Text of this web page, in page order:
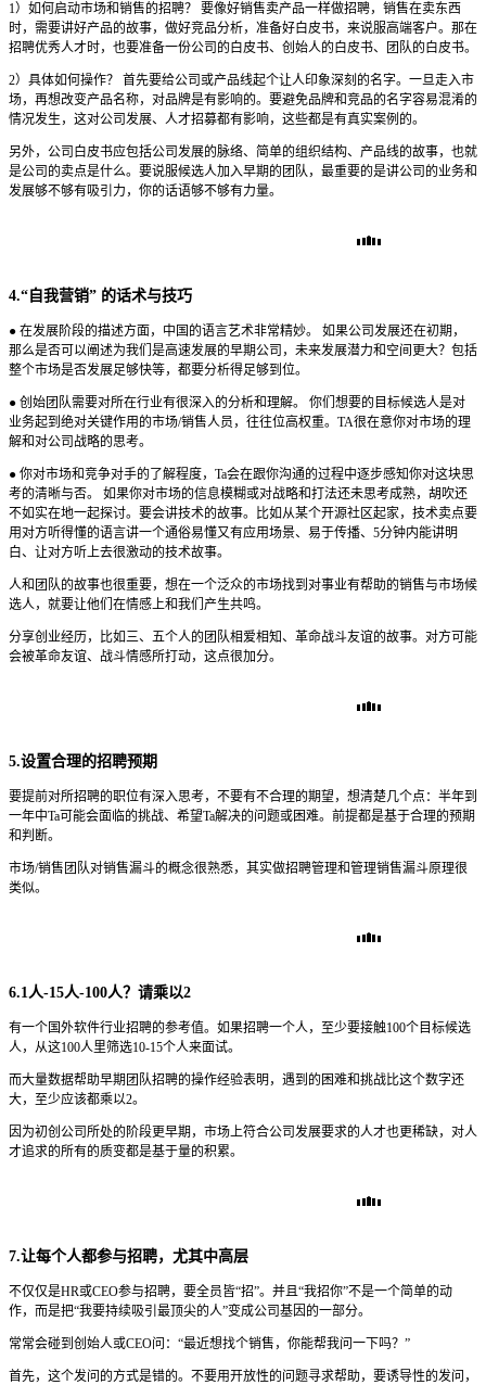
1）如何启动市场和销售的招聘？ 要像好销售卖产品一样做招聘，销售在卖东西
时，需要讲好产品的故事，做好竞品分析，准备好白皮书，来说服高端客户。那在
招聘优秀人才时，也要准备一份公司的白皮书、创始人的白皮书、团队的白皮书。
2）具体如何操作？ 首先要给公司或产品线起个让人印象深刻的名字。一旦走入市
场，再想改变产品名称，对品牌是有影响的。要避免品牌和竞品的名字容易混淆的
情况发生，这对公司发展、人才招募都有影响，这些都是有真实案例的。
另外，公司白皮书应包括公司发展的脉络、简单的组织结构、产品线的故事，也就
是公司的卖点是什么。要说服候选人加入早期的团队，最重要的是讲公司的业务和
发展够不够有吸引力，你的话语够不够有力量。
4.“自我营销” 的话术与技巧
● 在发展阶段的描述方面，中国的语言艺术非常精妙。 如果公司发展还在初期，
那么是否可以阐述为我们是高速发展的早期公司，未来发展潜力和空间更大？包括
整个市场是否发展足够快等，都要分析得足够到位。
● 创始团队需要对所在行业有很深入的分析和理解。 你们想要的目标候选人是对
业务起到绝对关键作用的市场/销售人员，往往位高权重。TA很在意你对市场的理
解和对公司战略的思考。
● 你对市场和竞争对手的了解程度，Ta会在跟你沟通的过程中逐步感知你对这块思
考的清晰与否。 如果你对市场的信息模糊或对战略和打法还未思考成熟，胡吹还
不如实在地一起探讨。要会讲技术的故事。比如从某个开源社区起家，技术卖点要
用对方听得懂的语言讲一个通俗易懂又有应用场景、易于传播、5分钟内能讲明
白、让对方听上去很激动的技术故事。
人和团队的故事也很重要，想在一个泛众的市场找到对事业有帮助的销售与市场候
选人，就要让他们在情感上和我们产生共鸣。
分享创业经历，比如三、五个人的团队相爱相知、革命战斗友谊的故事。对方可能
会被革命友谊、战斗情感所打动，这点很加分。
5.设置合理的招聘预期
要提前对所招聘的职位有深入思考，不要有不合理的期望，想清楚几个点：半年到
一年中Ta可能会面临的挑战、希望Ta解决的问题或困难。前提都是基于合理的预期
和判断。
市场/销售团队对销售漏斗的概念很熟悉，其实做招聘管理和管理销售漏斗原理很
类似。
6.1人-15人-100人？请乘以2
有一个国外软件行业招聘的参考值。如果招聘一个人，至少要接触100个目标候选
人，从这100人里筛选10-15个人来面试。
而大量数据帮助早期团队招聘的操作经验表明，遇到的困难和挑战比这个数字还
大，至少应该都乘以2。
因为初创公司所处的阶段更早期，市场上符合公司发展要求的人才也更稀缺，对人
才追求的所有的质变都是基于量的积累。
7.让每个人都参与招聘，尤其中高层
不仅仅是HR或CEO参与招聘，要全员皆“招”。并且“我招你”不是一个简单的动
作，而是把“我要持续吸引最顶尖的人”变成公司基因的一部分。
常常会碰到创始人或CEO问：“最近想找个销售，你能帮我问一下吗？”
首先，这个发问的方式是错的。不要用开放性的问题寻求帮助，要诱导性的发问，